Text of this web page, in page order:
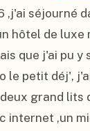
,j'ai séjourné
hôtel de luxe
que j'ai pu y
le petit déj',
grand lits
internet ,un